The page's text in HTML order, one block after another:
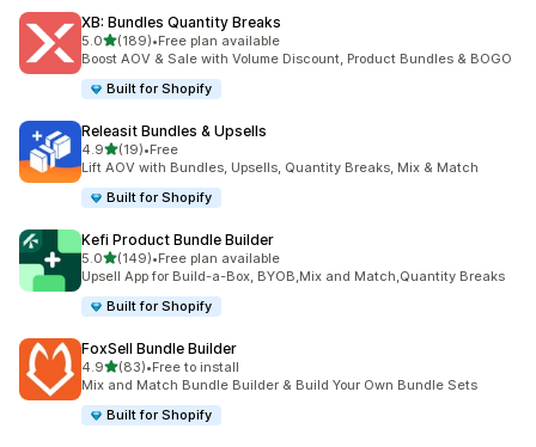
XB: Bundles Quantity Breaks
5.0별 5개 중
(189)
총 리뷰 189개
•Free plan available
Boost AOV & Sale with Volume Discount, Product Bundles & BOGO
Built for Shopify
Releasit Bundles & Upsells
4.9별 5개 중
(19)
총 리뷰 19개
•Free
Lift AOV with Bundles, Upsells, Quantity Breaks, Mix & Match
Built for Shopify
Kefi Product Bundle Builder
5.0별 5개 중
(149)
총 리뷰 149개
•Free plan available
Upsell App for Build-a-Box, BYOB,Mix and Match,Quantity Breaks
Built for Shopify
FoxSell Bundle Builder
4.9별 5개 중
(83)
총 리뷰 83개
•Free to install
Mix and Match Bundle Builder & Build Your Own Bundle Sets
Built for Shopify